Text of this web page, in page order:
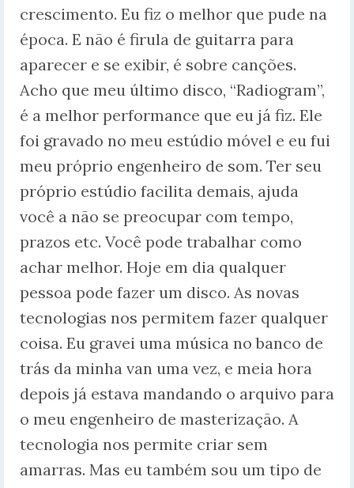
crescimento. Eu fiz o melhor que pude na
época. E não é firula de guitarra para
aparecer e se exibir, é sobre canções.
Acho que meu último disco, “Radiogram”,
é a melhor performance que eu já fiz. Ele
foi gravado no meu estúdio móvel e eu fui
meu próprio engenheiro de som. Ter seu
próprio estúdio facilita demais, ajuda
você a não se preocupar com tempo,
prazos etc. Você pode trabalhar como
achar melhor. Hoje em dia qualquer
pessoa pode fazer um disco. As novas
tecnologias nos permitem fazer qualquer
coisa. Eu gravei uma música no banco de
trás da minha van uma vez, e meia hora
depois já estava mandando o arquivo para
o meu engenheiro de masterização. A
tecnologia nos permite criar sem
amarras. Mas eu também sou um tipo de